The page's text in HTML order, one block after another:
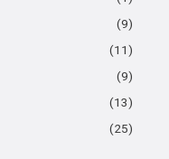
(9)
(11)
(9)
(13)
(25)